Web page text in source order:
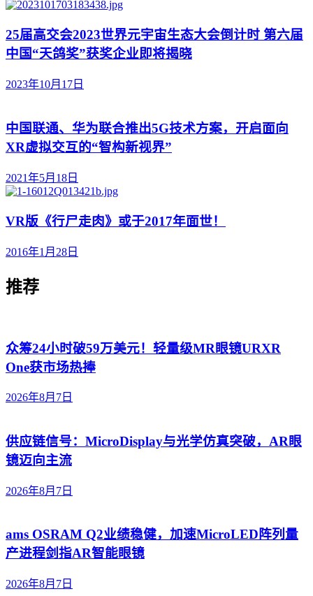
25届高交会2023世界元宇宙生态大会倒计时 第六届
中国“天鸽奖”获奖企业即将揭晓
2023年10月17日
中国联通、华为联合推出5G技术方案，开启面向
XR虚拟交互的“智构新视界”
2021年5月18日
VR版《行尸走肉》或于2017年面世！
2016年1月28日
推荐
众筹24小时破59万美元！轻量级MR眼镜URXR
One获市场热捧
2026年8月7日
供应链信号：MicroDisplay与光学仿真突破，AR眼
镜迈向主流
2026年8月7日
ams OSRAM Q2业绩稳健，加速MicroLED阵列量
产进程剑指AR智能眼镜
2026年8月7日